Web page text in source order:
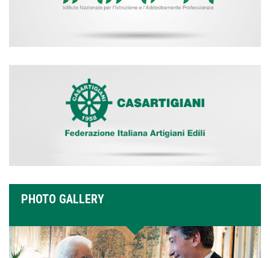
PHOTO GALLERY